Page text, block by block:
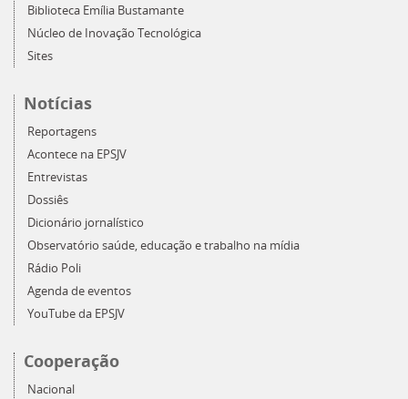
Biblioteca Emília Bustamante
Núcleo de Inovação Tecnológica
Sites
Notícias
Reportagens
Acontece na EPSJV
Entrevistas
Dossiês
Dicionário jornalístico
Observatório saúde, educação e trabalho na mídia
Rádio Poli
Agenda de eventos
YouTube da EPSJV
Cooperação
Nacional